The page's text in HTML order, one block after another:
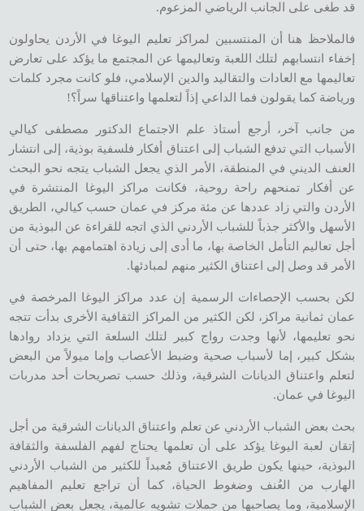
قد طغى على الجانب الرياضي المزعوم.
فالملاحظ هنا أن المنتسبين لمراكز تعليم اليوغا في الأردن يحاولون
إخفاء انتسابهم لتلك اللعبة وتعاليمها عن المجتمع ما يؤكد على تعارض
تعاليمها مع العادات والتقاليد والدين الإسلامي، فلو كانت مجرد كلمات
ورياضة كما يقولون فما الداعي إذاً لتعلمها واعتناقها سراً؟!
من جانب آخر، أرجع أستاذ علم الاجتماع الدكتور مصطفى كيالي
الأسباب التي تدفع الشباب إلى اعتناق أفكار فلسفية بوذية، إلى انتشار
العنف الديني في المنطقة، الأمر الذي يجعل الشباب يتجه نحو البحث
عن أفكار تمنحهم راحة روحية، فكانت مراكز اليوغا المنتشرة في
الأردن والتي زاد عددها عن مئة مركز في عمان حسب كيالي، الطريق
الأسهل والأكثر جذباً للشباب الأردني الذي اتجه للقراءة عن البوذية من
أجل تعاليم التأمل الخاصة بها، ما أدى إلى زيادة اهتمامهم بها، حتى أن
الأمر قد وصل إلى اعتناق الكثير منهم لمبادئها.
لكن بحسب الإحصاءات الرسمية إن عدد مراكز اليوغا المرخصة في
عمان ثمانية مراكز، لكن الكثير من المراكز الثقافية الأخرى بدأت تتجه
نحو تعليمها، لأنها وجدت رواج كبير لتلك السلعة التي يزداد روادها
بشكل كبير، إما لأسباب صحية وضبط الأعصاب وإما ميولاً من البعض
لتعلم واعتناق الديانات الشرقية، وذلك حسب تصريحات أحد مدربات
اليوغا في عمان.
بحث بعض الشباب الأردني عن تعلم واعتناق الديانات الشرقية من أجل
إتقان لعبة اليوغا يؤكد على أن تعلمها يحتاج لفهم الفلسفة والثقافة
البوذية، حينها يكون طريق الاعتناق مُعبداً للكثير من الشباب الأردني
الهارب من العُنف وضغوط الحياة، كما أن تراجع تعليم المفاهيم
الإسلامية، وما يصاحبها من حملات تشويه عالمية، يجعل بعض الشباب